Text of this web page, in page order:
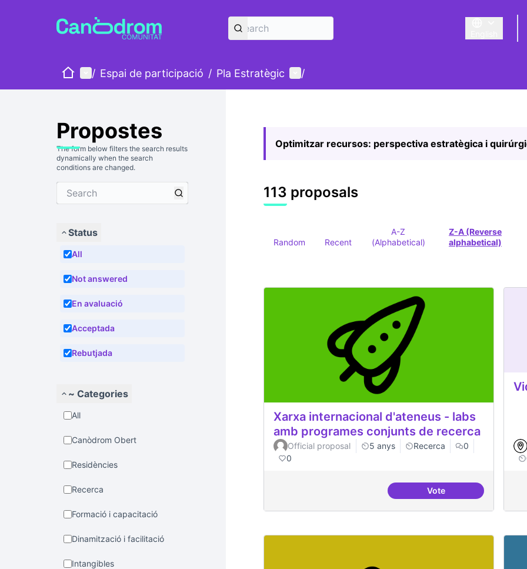
Triar la llengua
HomeMain menu
/ Espai de participació / Pla Estratègic User menu
/
Propostes
The form below filters the search results
dynamically when the search
conditions are changed.
Status
All
Not answered
En avaluació
Acceptada
Rebutjada
~ Categories
All
Canòdrom Obert
Residències
Recerca
Formació i capacitació
Dinamització i facilitació
Intangibles
Optimitzar recursos: perspectiva estratègica i
113 proposals
Random Recent
A-Z
(Alphabetical)
Z-A (Reverse
alphabetical)
Xarxa internacional d'ateneus - labs
amb programes conjunts de recerca
Official proposal 5 anys Recerca
0
0
VoteXarxa internacional